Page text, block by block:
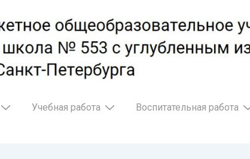
Учебная работа Воспитательная работа